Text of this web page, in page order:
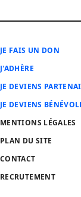
JE FAIS UN DON
J'ADHÈRE
JE DEVIENS
JE DEVIENS
MENTIONS LÉGALES
PLAN DU SITE
CONTACT
RECRUTEMENT